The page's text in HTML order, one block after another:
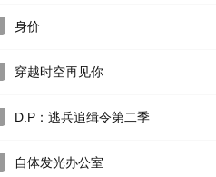
：사랑은 뷰티풀 인생은 원더풀），为
身价
穿越时空再见你
D.P：逃兵追缉令第二季
自体发光办公室